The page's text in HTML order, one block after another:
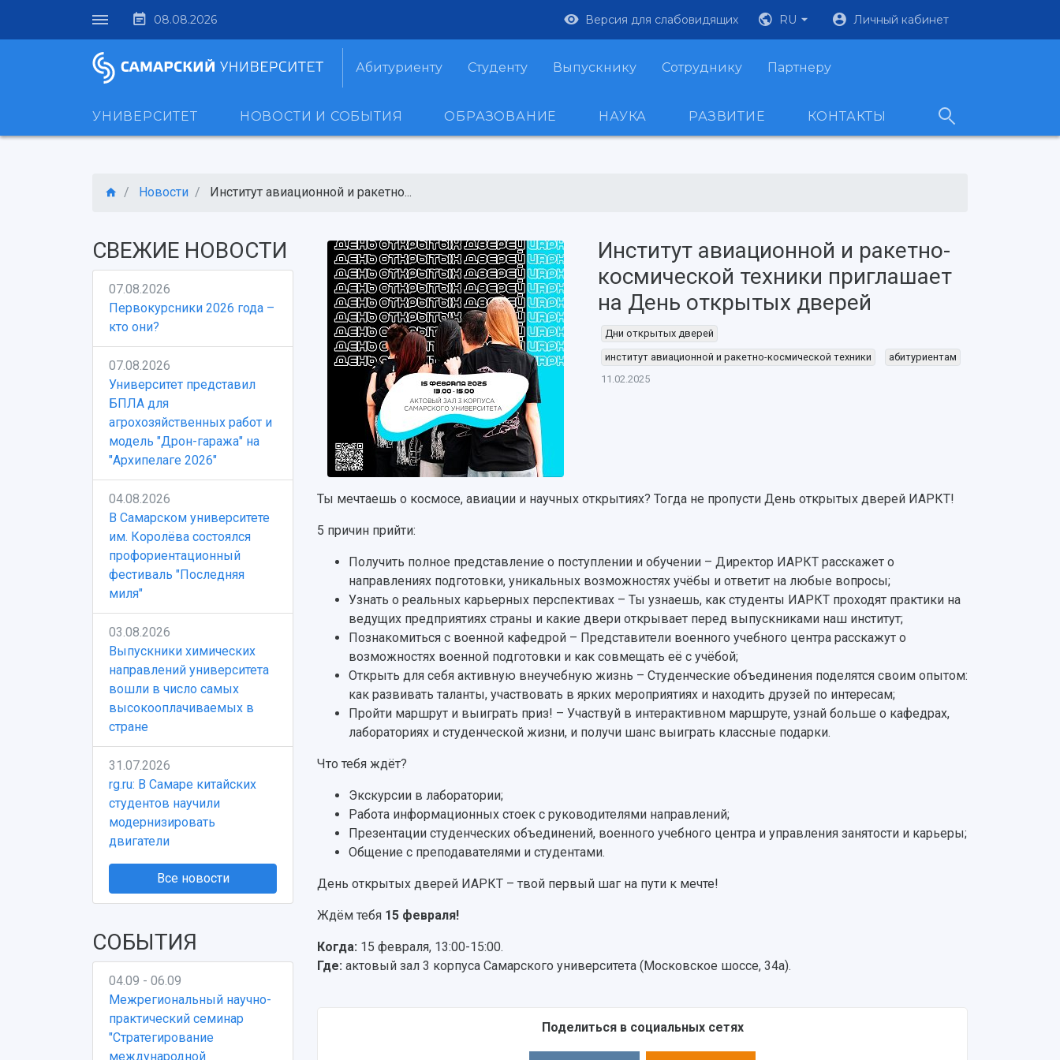
08.08.2026 Версия для слабовидящих RU Личный кабинет
Абитуриенту Студенту Выпускнику Сотруднику Партнеру
УНИВЕРСИТЕТ НОВОСТИ И СОБЫТИЯ ОБРАЗОВАНИЕ НАУКА РАЗВИТИЕ КОНТАКТЫ
Новости Институт авиационной и ракетно...
СВЕЖИЕ НОВОСТИ
07.08.2026
Первокурсники 2026 года –
кто они?
07.08.2026
Университет представил
БПЛА для
агрохозяйственных работ и
модель "Дрон-гаража" на
"Архипелаге 2026"
04.08.2026
В Самарском университете
им. Королёва состоялся
профориентационный
фестиваль "Последняя
миля"
03.08.2026
Выпускники химических
направлений университета
вошли в число самых
высокооплачиваемых в
стране
31.07.2026
rg.ru: В Самаре китайских
студентов научили
модернизировать
двигатели
Все новости
СОБЫТИЯ
04.09 - 06.09
Межрегиональный научно-
практический семинар
"Стратегирование
международной
Институт авиационной и ракетно-
космической техники приглашает
на День открытых дверей
Дни открытых дверей
институт авиационной и ракетно-космической техники
абитуриентам
11.02.2025
Ты мечтаешь о космосе, авиации и научных открытиях? Тогда не пропусти День открытых дверей ИАРКТ!
5 причин прийти:
Получить полное представление о поступлении и обучении – Директор ИАРКТ расскажет о
направлениях подготовки, уникальных возможностях учёбы и ответит на любые вопросы;
Узнать о реальных карьерных перспективах – Ты узнаешь, как студенты ИАРКТ проходят практики на
ведущих предприятиях страны и какие двери открывает перед выпускниками наш институт;
Познакомиться с военной кафедрой – Представители военного учебного центра расскажут о
возможностях военной подготовки и как совмещать её с учёбой;
Открыть для себя активную внеучебную жизнь – Студенческие объединения поделятся своим опытом:
как развивать таланты, участвовать в ярких мероприятиях и находить друзей по интересам;
Пройти маршрут и выиграть приз! – Участвуй в интерактивном маршруте, узнай больше о кафедрах,
лабораториях и студенческой жизни, и получи шанс выиграть классные подарки.
Что тебя ждёт?
Экскурсии в лаборатории;
Работа информационных стоек с руководителями направлений;
Презентации студенческих объединений, военного учебного центра и управления занятости и карьеры;
Общение с преподавателями и студентами.
День открытых дверей ИАРКТ – твой первый шаг на пути к мечте!
Ждём тебя 15 февраля!
Когда: 15 февраля, 13:00-15:00.
Где: актовый зал 3 корпуса Самарского университета (Московское шоссе, 34а).
Поделиться в социальных сетях